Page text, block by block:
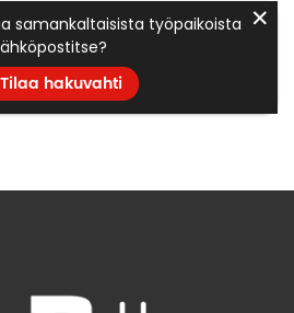
samankaltaisista työpaikoista
Tilaa hakuvahti
✕